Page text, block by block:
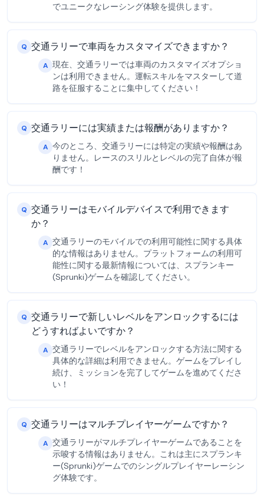
でユニークなレーシング体験を提供します。
Q 交通ラリーで車両をカスタマイズできますか？
A 現在、交通ラリーでは車両のカスタマイズオプショ
ンは利用できません。運転スキルをマスターして道
路を征服することに集中してください！
Q 交通ラリーには実績または報酬がありますか？
A 今のところ、交通ラリーには特定の実績や報酬はあ
りません。レースのスリルとレベルの完了自体が報
酬です！
Q 交通ラリーはモバイルデバイスで利用できます
か？
A 交通ラリーのモバイルでの利用可能性に関する具体
的な情報はありません。プラットフォームの利用可
能性に関する最新情報については、スプランキー
(Sprunki)ゲームを確認してください。
Q 交通ラリーで新しいレベルをアンロックするには
どうすればよいですか？
A 交通ラリーでレベルをアンロックする方法に関する
具体的な詳細は利用できません。ゲームをプレイし
続け、ミッションを完了してゲームを進めてくださ
い！
Q 交通ラリーはマルチプレイヤーゲームですか？
A 交通ラリーがマルチプレイヤーゲームであることを
示唆する情報はありません。これは主にスプランキ
ー(Sprunki)ゲームでのシングルプレイヤーレーシン
グ体験です。